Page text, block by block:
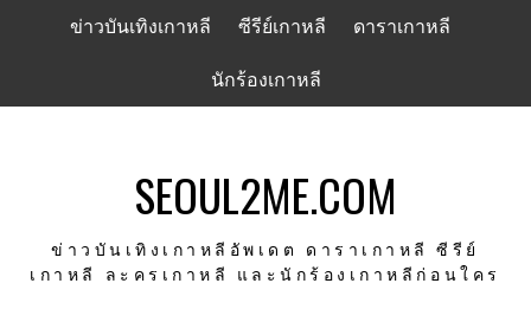
ข่าวบันเทิงเกาหลี ซีรีย์เกาหลี ดาราเกาหลี
นักร้องเกาหลี
SEOUL2ME.COM
ข่าวบันเทิงเกาหลีอัพเดต ดาราเกาหลี ซีรีย์
เกาหลี ละครเกาหลี และนักร้องเกาหลีก่อนใคร